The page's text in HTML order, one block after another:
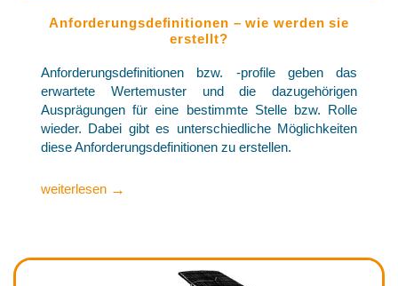
Anforderungsdefinitionen – wie werden sie
erstellt?
Anforderungsdefinitionen bzw. -profile geben das
erwartete Wertemuster und die dazugehörigen
Ausprägungen für eine bestimmte Stelle bzw. Rolle
wieder. Dabei gibt es unterschiedliche Möglichkeiten
diese Anforderungsdefinitionen zu erstellen.
weiterlesen →